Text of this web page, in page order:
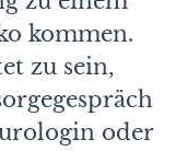
kommen.
zu sein,
oder